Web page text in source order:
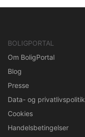
BOLIGPORTAL
Om BoligPortal
Blog
Presse
Data- og privatlivspolitik
Cookies
Handelsbetingelser